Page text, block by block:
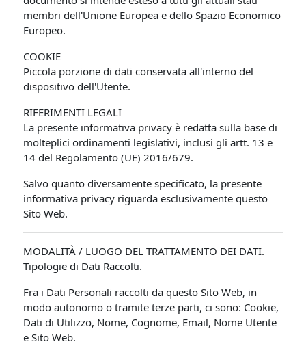
membri dell'Unione Europea e dello Spazio Economico
Europeo.
COOKIE
Piccola porzione di dati conservata all'interno del
dispositivo dell'Utente.
RIFERIMENTI LEGALI
La presente informativa privacy è redatta sulla base di
molteplici ordinamenti legislativi, inclusi gli artt. 13 e
14 del Regolamento (UE) 2016/679.
Salvo quanto diversamente specificato, la presente
informativa privacy riguarda esclusivamente questo
Sito Web.
MODALITÀ / LUOGO DEL TRATTAMENTO DEI DATI.
Tipologie di Dati Raccolti.
Fra i Dati Personali raccolti da questo Sito Web, in
modo autonomo o tramite terze parti, ci sono: Cookie,
Dati di Utilizzo, Nome, Cognome, Email, Nome Utente
e Sito Web.